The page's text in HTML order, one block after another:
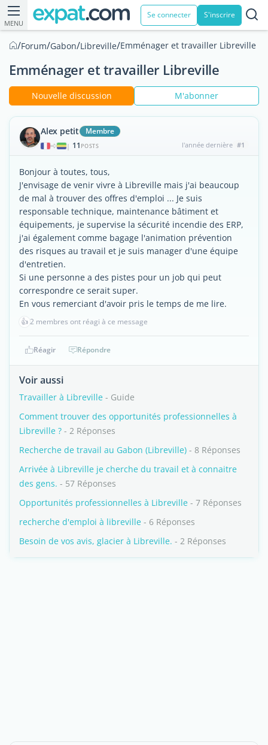
MENU
Se connecter S'inscrire
/Forum/Gabon/Libreville/Emménager et travailler Libreville
Emménager et travailler Libreville
Nouvelle discussion M'abonner
Alex petit Membre
| 11 POSTS l'année dernière #1
Bonjour à toutes, tous,
J'envisage de venir vivre à Libreville mais j'ai beaucoup
de mal à trouver des offres d'emploi ... Je suis
responsable technique, maintenance bâtiment et
équipements, je supervise la sécurité incendie des ERP,
j'ai également comme bagage l'animation prévention
des risques au travail et je suis manager d'une équipe
d'entretien.
Si une personne a des pistes pour un job qui peut
correspondre ce serait super.
En vous remerciant d'avoir pris le temps de me lire.
👍2 membres ont réagi à ce message
Réagir Répondre
Voir aussi
Travailler à Libreville - Guide
Comment trouver des opportunités professionnelles à
Libreville ? - 2 Réponses
Recherche de travail au Gabon (Libreville) - 8 Réponses
Arrivée à Libreville je cherche du travail et à connaitre
des gens. - 57 Réponses
Opportunités professionnelles à Libreville - 7 Réponses
recherche d'emploi à libreville - 6 Réponses
Besoin de vos avis, glacier à Libreville. - 2 Réponses